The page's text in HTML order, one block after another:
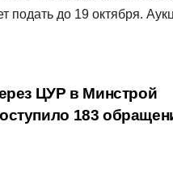
подать до 19 октября.
ЦУР в Минстрой
183